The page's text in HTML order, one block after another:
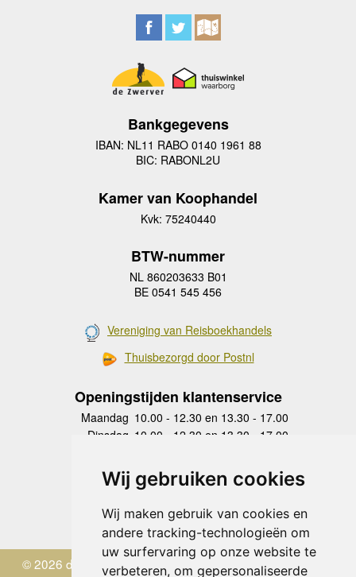
Wij gebruiken cookies
Wij maken gebruik van cookies en
andere tracking-technologieën om
uw surfervaring op onze website te
verbeteren, om gepersonaliseerde
Bankgegevens
IBAN: NL11 RABO 0140 1961 88
BIC: RABONL2U
Kamer van Koophandel
Kvk: 75240440
BTW-nummer
NL 860203633 B01
BE 0541 545 456
Vereniging van Reisboekhandels
Thuisbezorgd door Postnl
Openingstijden klantenservice
Maandag 10.00 - 12.30 en 13.30 - 17.00
Dinsdag 10.00 - 12.30 en 13.30 - 17.00
Donderdag
10.00 - 12.30 en 13.30 - 17.00
Vrijdag 10.00 - 12.30 en 13.30 - 17.00
Zaterdag
gesloten
Zondag gesloten
© 2026 de Zwerver